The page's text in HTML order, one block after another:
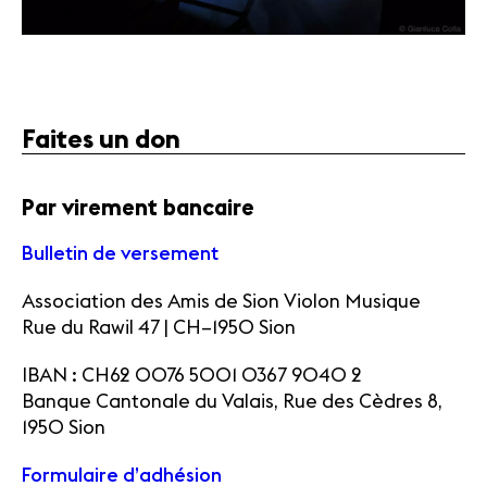
Faites un don
Par virement bancaire
Bulletin de versement
Association des Amis de Sion Violon Musique
Rue du Rawil 47 | CH–1950 Sion
IBAN : CH62 0076 5001 0367 9040 2
Banque Cantonale du Valais, Rue des Cèdres 8,
1950 Sion
Formulaire d’adhésion